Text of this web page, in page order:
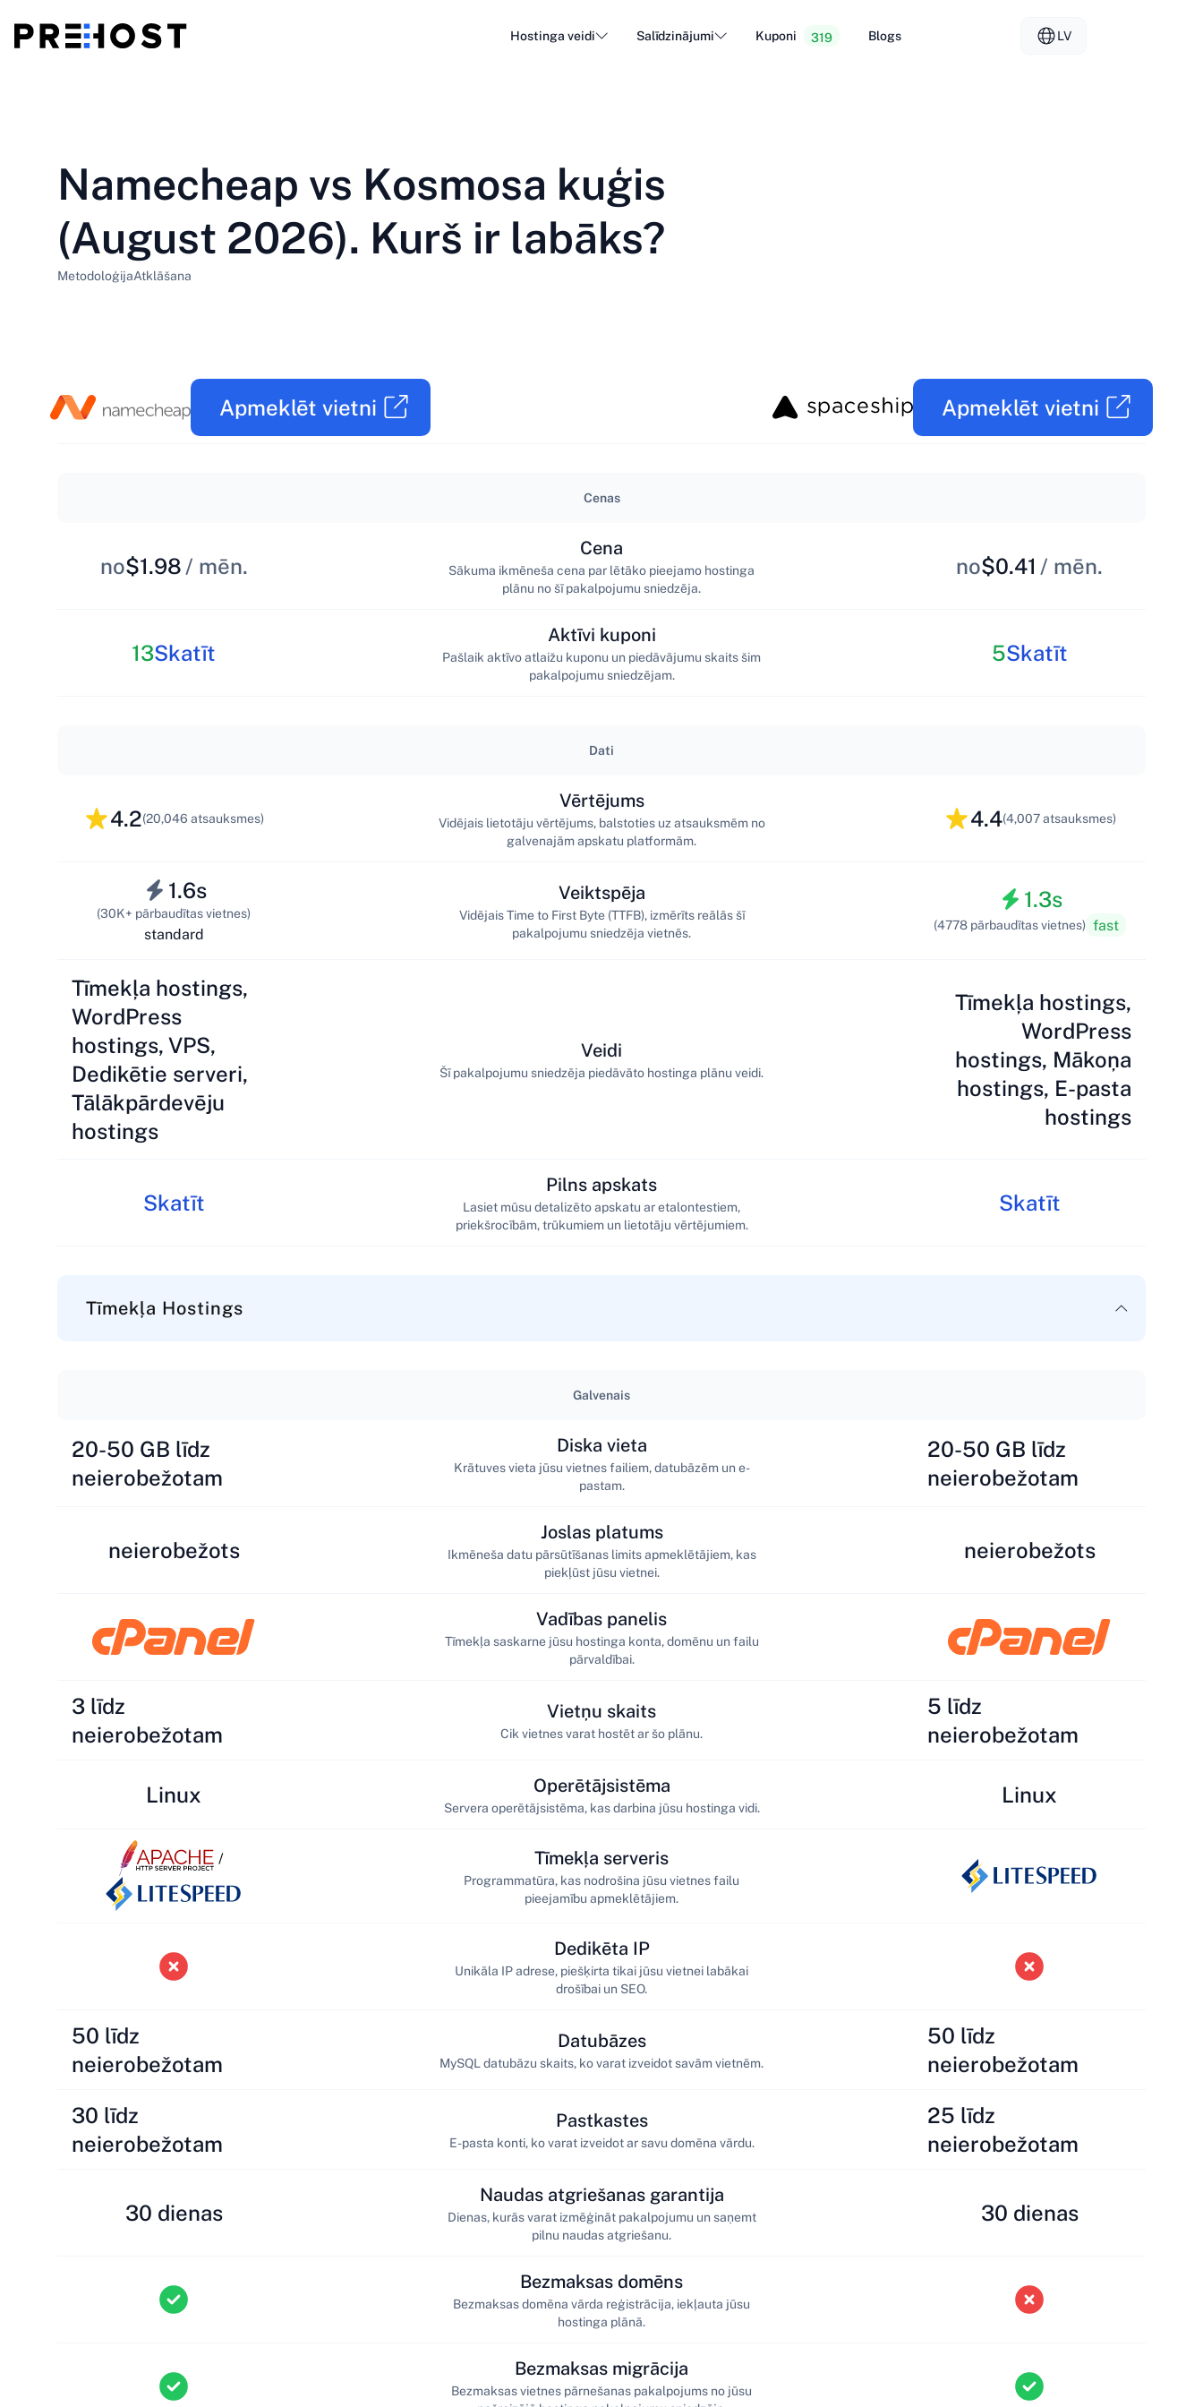
Hostinga veidi Salīdzinājumi Kuponi 319 Blogs LV
ES - Español ET - Eesti
LT - Lietuvių LV - Latviešu NL - Nederlands
Namecheap vs Kosmosa kuģis
(August 2026). Kurš ir labāks?
MetodoloģijaAtklāšana
Apmeklēt vietni Apmeklēt vietni
Cenas
no$1.98 / mēn.
Cena
Sākuma ikmēneša cena par lētāko pieejamo hostinga
plānu no šī pakalpojumu sniedzēja.
no$0.41 / mēn.
13Skatīt
Aktīvi kuponi
Pašlaik aktīvo atlaižu kuponu un piedāvājumu skaits šim
pakalpojumu sniedzējam.
5Skatīt
Dati
4.2(20,046 atsauksmes)
Vērtējums
Vidējais lietotāju vērtējums, balstoties uz atsauksmēm no
galvenajām apskatu platformām.
4.4(4,007 atsauksmes)
1.6s
(30K+ pārbaudītas vietnes)
standard
Veiktspēja
Vidējais Time to First Byte (TTFB), izmērīts reālās šī
pakalpojumu sniedzēja vietnēs.
1.3s
(4778 pārbaudītas vietnes) fast
Tīmekļa hostings,
WordPress
hostings, VPS,
Dedikētie serveri,
Tālākpārdevēju
hostings
Veidi
Šī pakalpojumu sniedzēja piedāvāto hostinga plānu veidi.
Tīmekļa hostings,
WordPress
hostings, Mākoņa
hostings, E-pasta
hostings
Skatīt
Pilns apskats
Lasiet mūsu detalizēto apskatu ar etalontestiem,
priekšrocībām, trūkumiem un lietotāju vērtējumiem.
Skatīt
Tīmekļa Hostings
Galvenais
20-50 GB līdz
neierobežotam
Diska vieta
Krātuves vieta jūsu vietnes failiem, datubāzēm un e-
pastam.
20-50 GB līdz
neierobežotam
neierobežots
Joslas platums
Ikmēneša datu pārsūtīšanas limits apmeklētājiem, kas
piekļūst jūsu vietnei.
neierobežots
Vadības panelis
Tīmekļa saskarne jūsu hostinga konta, domēnu un failu
pārvaldībai.
3 līdz
neierobežotam
Vietņu skaits
Cik vietnes varat hostēt ar šo plānu.
5 līdz
neierobežotam
Linux Operētājsistēma
Servera operētājsistēma, kas darbina jūsu hostinga vidi.
Linux
/ Tīmekļa serveris
Programmatūra, kas nodrošina jūsu vietnes failu
pieejamību apmeklētājiem.
Dedikēta IP
Unikāla IP adrese, piešķirta tikai jūsu vietnei labākai
drošībai un SEO.
50 līdz
neierobežotam
Datubāzes
MySQL datubāzu skaits, ko varat izveidot savām vietnēm.
50 līdz
neierobežotam
30 līdz
neierobežotam
Pastkastes
E-pasta konti, ko varat izveidot ar savu domēna vārdu.
25 līdz
neierobežotam
30 dienas
Naudas atgriešanas garantija
Dienas, kurās varat izmēģināt pakalpojumu un saņemt
pilnu naudas atgriešanu.
30 dienas
Bezmaksas domēns
Bezmaksas domēna vārda reģistrācija, iekļauta jūsu
hostinga plānā.
Bezmaksas migrācija
Bezmaksas vietnes pārnešanas pakalpojums no jūsu